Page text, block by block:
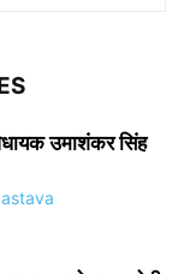
उमाशंकर सिंह